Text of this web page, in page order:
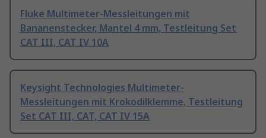
Fluke Multimeter-Messleitungen mit
Bananenstecker, Mantel 4 mm, Testleitung Set
CAT III, CAT IV 10A
Keysight Technologies Multimeter-
Messleitungen mit Krokodilklemme, Testleitung
Set CAT III, CAT, CAT IV 15A